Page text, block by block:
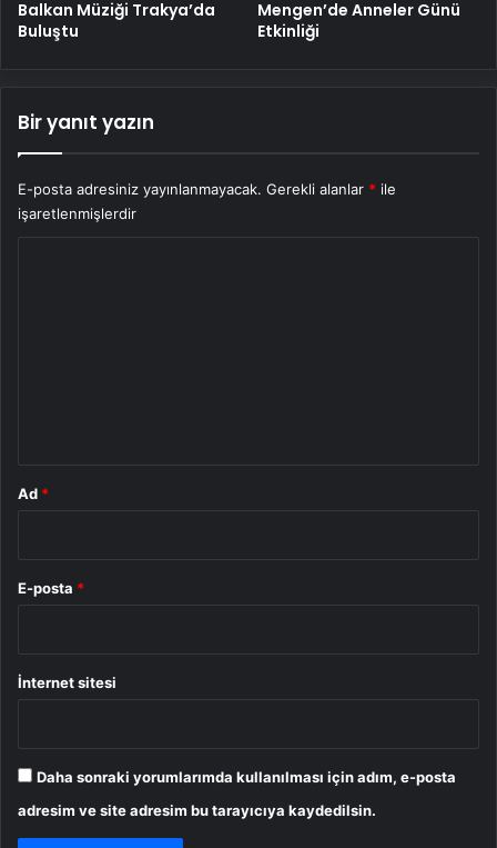
Balkan Müziği Trakya’da
Buluştu
Mengen’de Anneler Günü
Etkinliği
Bir yanıt yazın
E-posta adresiniz yayınlanmayacak. Gerekli alanlar * ile
işaretlenmişlerdir
Ad *
E-posta *
İnternet sitesi
Daha sonraki yorumlarımda kullanılması için adım, e-posta
adresim ve site adresim bu tarayıcıya kaydedilsin.